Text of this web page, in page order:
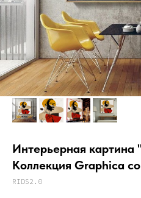
Интерьерная картина
Коллекция Graphica
RIDS2.0